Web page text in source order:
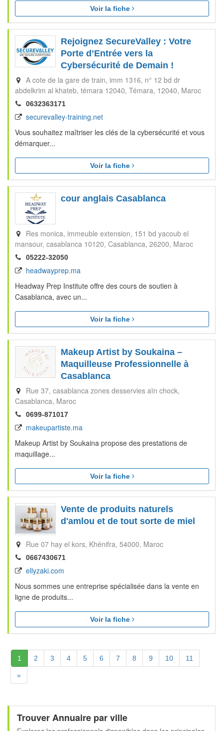
Voir la fiche
Rejoignez SecureValley : Votre
Porte d’Entrée vers la
Cybersécurité de Demain !
A cote de la gare de train, imm 1316, n° 12 bd dr
abdelkrim al khateb, témara 12040 Témara 12040 Maroc
0632363171
securevalley-training.net
Vous souhaitez maîtriser les clés de la cybersécurité et vous
démarquer...
Voir la fiche
cour anglais Casablanca
Res monica, immeuble extension, 151 bd yacoub el
mansour, casablanca 10120 Casablanca 26200 Maroc
05222-32050
headwayprep.ma
Headway Prep Institute offre des cours de soutien à
Casablanca, avec un...
Voir la fiche
Makeup Artist by Soukaina –
Maquilleuse Professionnelle à
Casablanca
Rue 37, casablanca zones desservies aïn chock
Casablanca Maroc
0699-871017
makeupartiste.ma
Makeup Artist by Soukaina propose des prestations de
maquillage...
Voir la fiche
Vente de produits naturels
d'amlou et de tout sorte de miel
Rue 07 hay el kors Khénifra 54000 Maroc
0667430671
ellyzaki.com
Nous sommes une entreprise spécialisée dans la vente en
ligne de produits...
Voir la fiche
1 (Actuelle)
2 3 4 5 6 7 8 9 10 11
»Suivante
Trouver Annuaire par ville